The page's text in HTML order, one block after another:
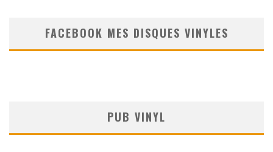
FACEBOOK MES DISQUES VINYLES
PUB VINYL